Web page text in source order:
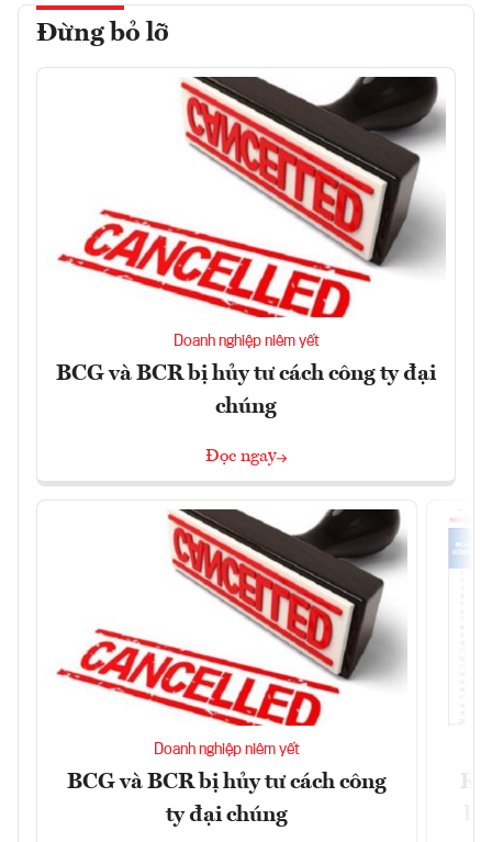
Đừng bỏ lỡ
Doanh nghiệp niêm yết
BCG và BCR bị hủy tư cách công ty đại
chúng
Đọc ngay
Doanh nghiệp niêm yết
BCG và BCR bị hủy tư cách công
ty đại chúng